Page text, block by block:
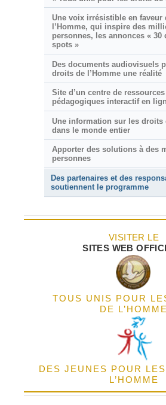
Une voix irrésistible en faveur
l’Homme, qui inspire des
personnes, les annonces « 30
spots »
Des documents audiovisuels
droits de l’Homme une réalité
Site d’un centre de ressources
pédagogiques interactif en
Une information sur les droits
dans le monde entier
Apporter des solutions à des
personnes
Des partenaires et des
soutiennent le programme
VISITER LE
SITES WEB
TOUS UNIS POUR
DE L’HOMME
DES JEUNES POUR
L’HOMME